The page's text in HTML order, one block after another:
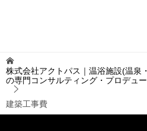
株式会社アクトパス｜温浴施設(温泉
の専門コンサルティング・プロデュ
建築工事費